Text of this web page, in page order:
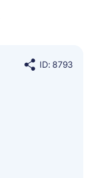
ID: 8793